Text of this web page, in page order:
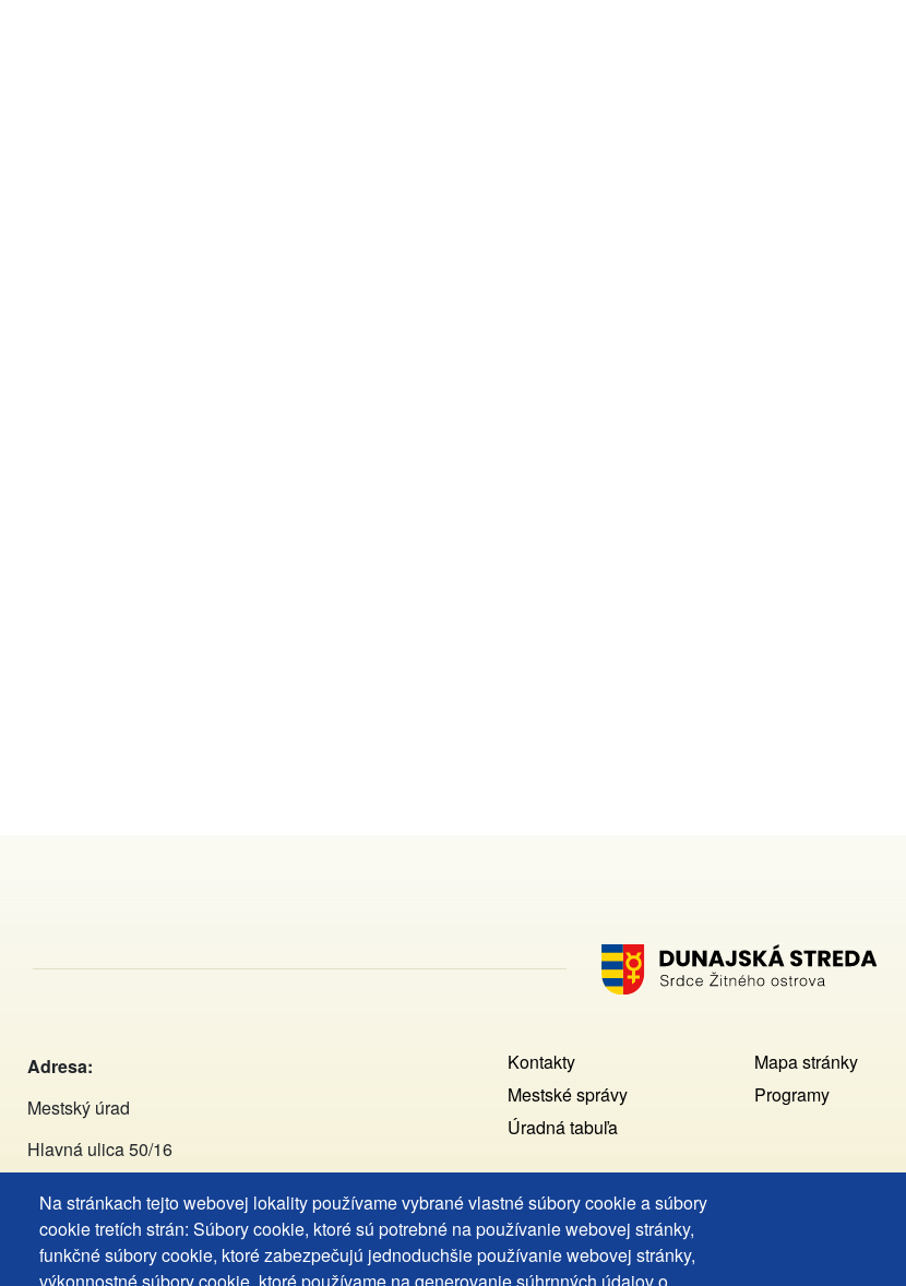
Na stránkach tejto webovej lokality používame vybrané vlastné súbory cookie a súbory
cookie tretích strán: Súbory cookie, ktoré sú potrebné na používanie webovej stránky,
funkčné súbory cookie, ktoré zabezpečujú jednoduchšie používanie webovej stránky,
Adresa:
Mestský úrad
Hlavná ulica 50/16
929 01 Dunajská Streda
Tel:+421 (031) 590 3911
Footer
MENU
Kontakty
Mapa stránky
Mestské správy
Programy
Úradná tabuľa
Copyright © Mesto Dunajská Streda, 2025
web design:epix media